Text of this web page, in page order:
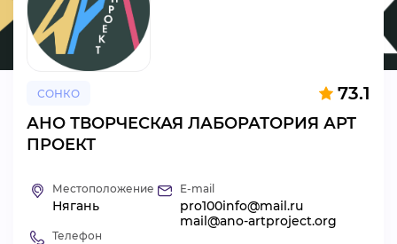
ПРОЕКТЫ
АНАЛИТИКА
ВИДЕОКУРСЫ
ВОЙТИ
СОНКО 73.1
АНО ТВОРЧЕСКАЯ ЛАБОРАТОРИЯ АРТ
ПРОЕКТ
Местоположение
Нягань
E-mail
pro100info@mail.ru
mail@ano-artproject.org
Телефон